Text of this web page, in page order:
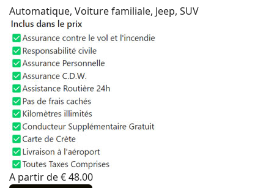
Automatique, Voiture familiale, Jeep, SUV
A partir de€48.00